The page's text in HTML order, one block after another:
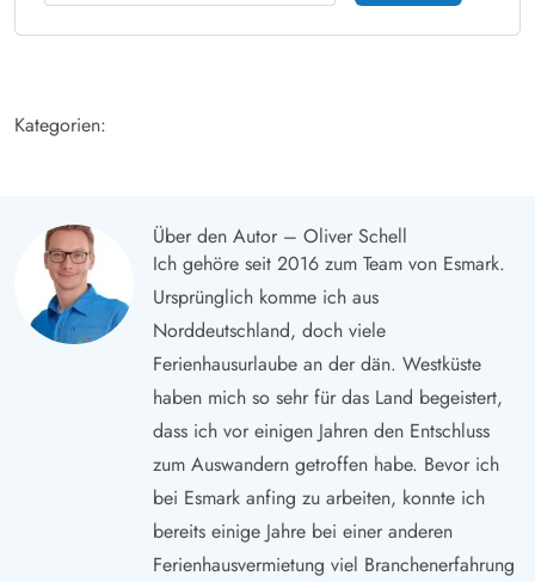
Kategorien:
Über den Autor – Oliver Schell
Ich gehöre seit 2016 zum Team von Esmark.
Ursprünglich komme ich aus
Norddeutschland, doch viele
Ferienhausurlaube an der dän. Westküste
haben mich so sehr für das Land begeistert,
dass ich vor einigen Jahren den Entschluss
zum Auswandern getroffen habe. Bevor ich
bei Esmark anfing zu arbeiten, konnte ich
bereits einige Jahre bei einer anderen
Ferienhausvermietung viel Branchenerfahrung